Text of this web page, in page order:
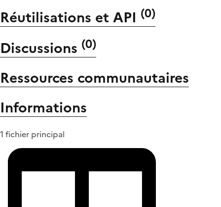
Réutilisations et API (0)
Discussions (0)
Ressources communautaires
Informations
1 fichier principal